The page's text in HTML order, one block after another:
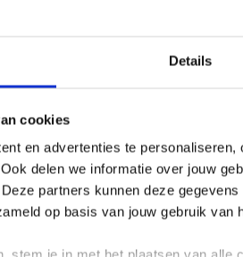
Details
cookies
en advertenties te
delen we informatie over jouw
partners kunnen deze
op basis van jouw gebruik van
km)